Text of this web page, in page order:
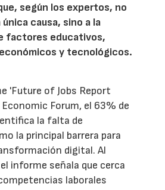
según los expertos, no
causa, sino a la
factores educativos,
y tecnológicos.
'Future of Jobs Report
Economic Forum, el 63% de
la falta de
la principal barrera para
digital. Al
informe señala que cerca
laborales